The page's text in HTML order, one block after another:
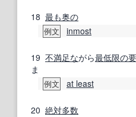
18 最も奥の
例文 inmost
19 不満足ながら最低限の
ま
例文 at least
20 絶対多数